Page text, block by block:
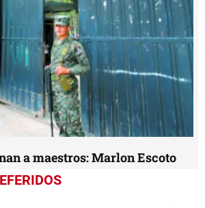
a maestros: Marlon Escoto